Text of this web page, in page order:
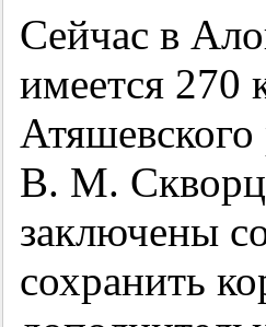
Сейчас в
имеется 270
Атяшевского
В. М.
заключены
сохранить